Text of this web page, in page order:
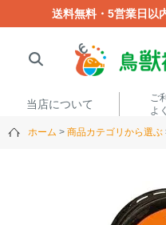
送料無料・5営業日以
当店について
ご
よ
ホーム 商品カテゴリから選ぶ
送料無料・5営業日以内
閉
TREL4G-Rアニ